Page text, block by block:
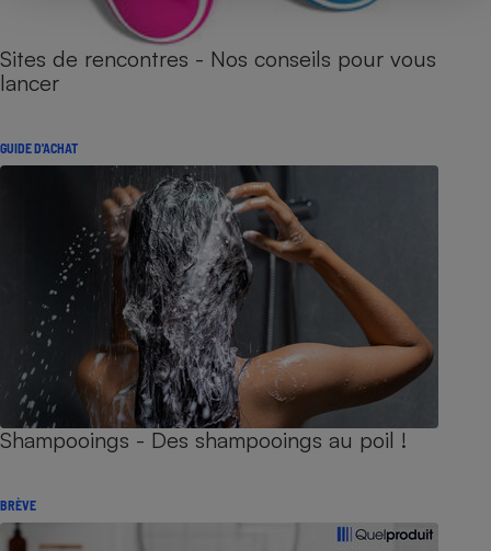
Sites de rencontres - Nos conseils pour vous
lancer
GUIDE D'ACHAT
Shampooings - Des shampooings au poil !
BRÈVE